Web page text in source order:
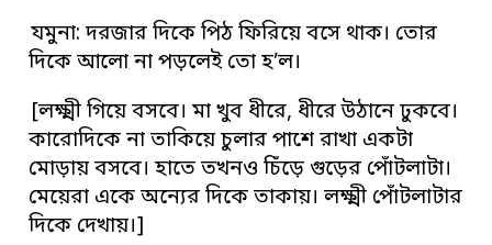
যমুনা: দরজার দিকে পিঠ ফিরিয়ে বসে থাক। তোর
দিকে আলো না পড়লেই তো হ’ল।
[লক্ষ্মী গিয়ে বসবে। মা খুব ধীরে, ধীরে উঠানে ঢুকবে।
কারোদিকে না তাকিয়ে চুলার পাশে রাখা একটা
মোড়ায় বসবে। হাতে তখনও চিঁড়ে গুড়ের পোঁটলাটা।
মেয়েরা একে অন্যের দিকে তাকায়। লক্ষ্মী পোঁটলাটার
দিকে দেখায়।]